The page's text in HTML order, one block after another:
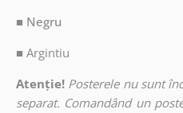
■ Negru
■ Argintiu
Atenție! Posterele nu sunt
separat. Comandând un